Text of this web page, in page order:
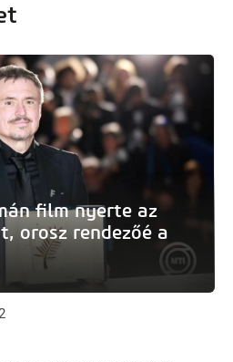
film nyerte az
orosz rendezőé a